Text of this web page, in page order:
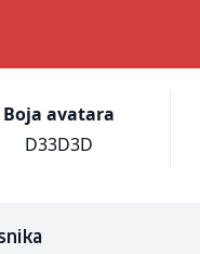
Boja avatara
D33D3D